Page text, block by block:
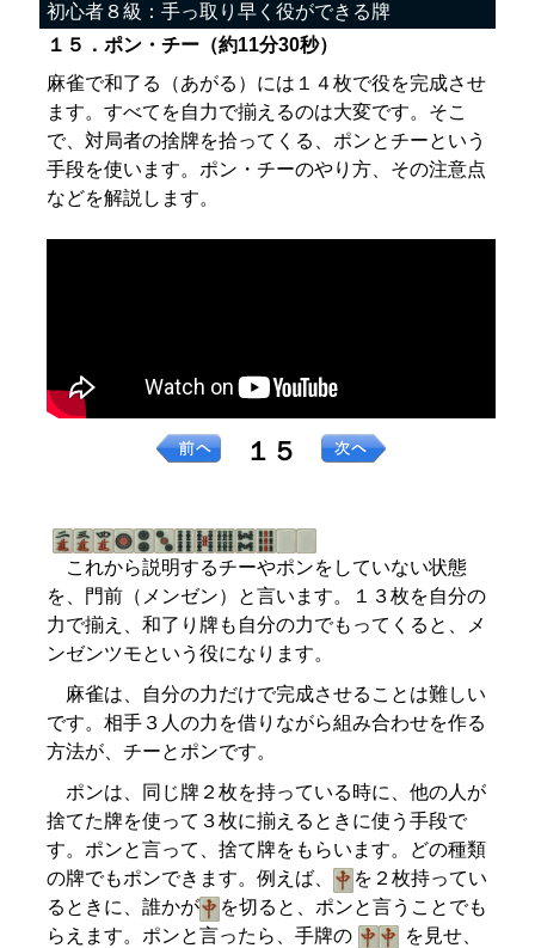
初心者８級：手っ取り早く役ができる牌
１５．ポン・チー（約11分30秒）
麻雀で和了る（あがる）には１４枚で役を完成させ
ます。すべてを自力で揃えるのは大変です。そこ
で、対局者の捨牌を拾ってくる、ポンとチーという
手段を使います。ポン・チーのやり方、その注意点
などを解説します。
１５
これから説明するチーやポンをしていない状態
を、門前（メンゼン）と言います。１３枚を自分の
力で揃え、和了り牌も自分の力でもってくると、メ
ンゼンツモという役になります。
麻雀は、自分の力だけで完成させることは難しい
です。相手３人の力を借りながら組み合わせを作る
方法が、チーとポンです。
ポンは、同じ牌２枚を持っている時に、他の人が
捨てた牌を使って３枚に揃えるときに使う手段で
す。ポンと言って、捨て牌をもらいます。どの種類
の牌でもポンできます。例えば、
を２枚持ってい
るときに、誰かが
を切ると、ポンと言うことでも
らえます。ポンと言ったら、手牌の
を見せ、